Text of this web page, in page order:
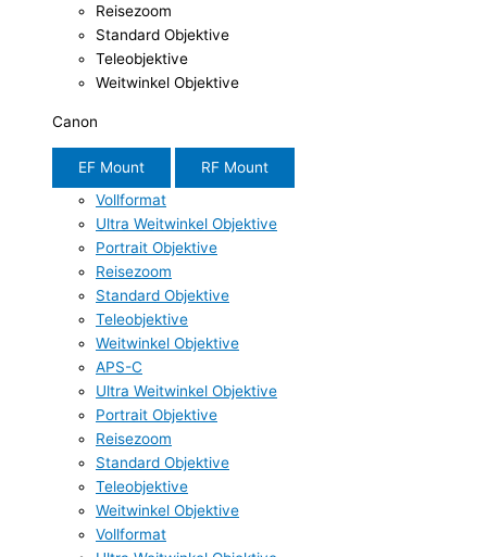
Reisezoom
Standard Objektive
Teleobjektive
Weitwinkel Objektive
Canon
EF Mount
RF Mount
Vollformat
Ultra Weitwinkel Objektive
Portrait Objektive
Reisezoom
Standard Objektive
Teleobjektive
Weitwinkel Objektive
APS-C
Ultra Weitwinkel Objektive
Portrait Objektive
Reisezoom
Standard Objektive
Teleobjektive
Weitwinkel Objektive
Vollformat